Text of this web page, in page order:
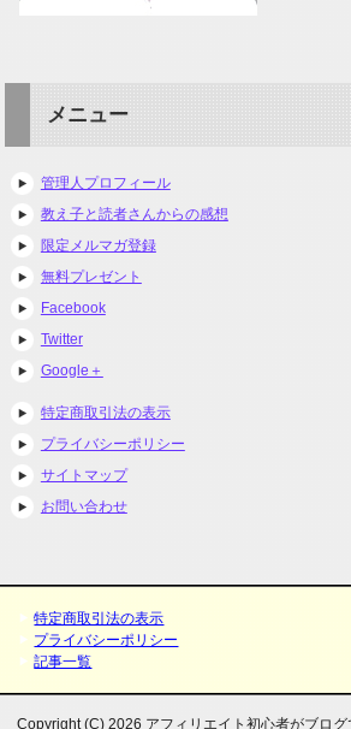
メニュー
管理人プロフィール
教え子と読者さんからの感想
限定メルマガ登録
無料プレゼント
Facebook
Twitter
Google＋
特定商取引法の表示
プライバシーポリシー
サイトマップ
お問い合わせ
特定商取引法の表示
プライバシーポリシー
記事一覧
Copyright (C) 2026 アフィリエイト初心者がブロ